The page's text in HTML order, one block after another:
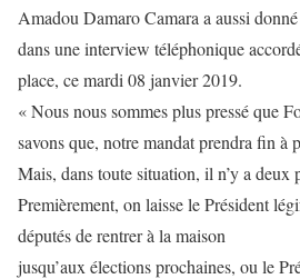
Amadou Damaro Camara a aussi
dans une interview téléphonique
place, ce mardi 08 janvier 2019.
« Nous nous sommes plus pressé que
savons que, notre mandat prendra fin à
Mais, dans toute situation, il n’y a deux
Premièrement, on laisse le Président
députés de rentrer à la maison
jusqu’aux élections prochaines, ou le